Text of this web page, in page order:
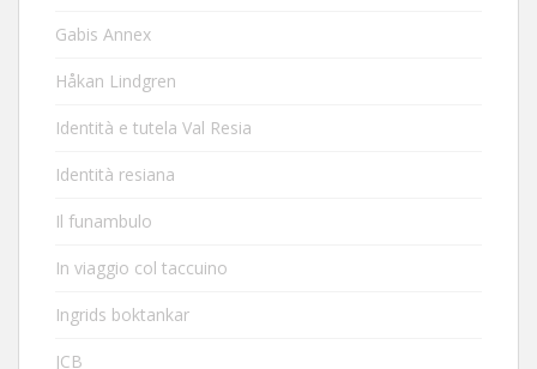
Gabis Annex
Håkan Lindgren
Identità e tutela Val Resia
Identità resiana
Il funambulo
In viaggio col taccuino
Ingrids boktankar
JCB